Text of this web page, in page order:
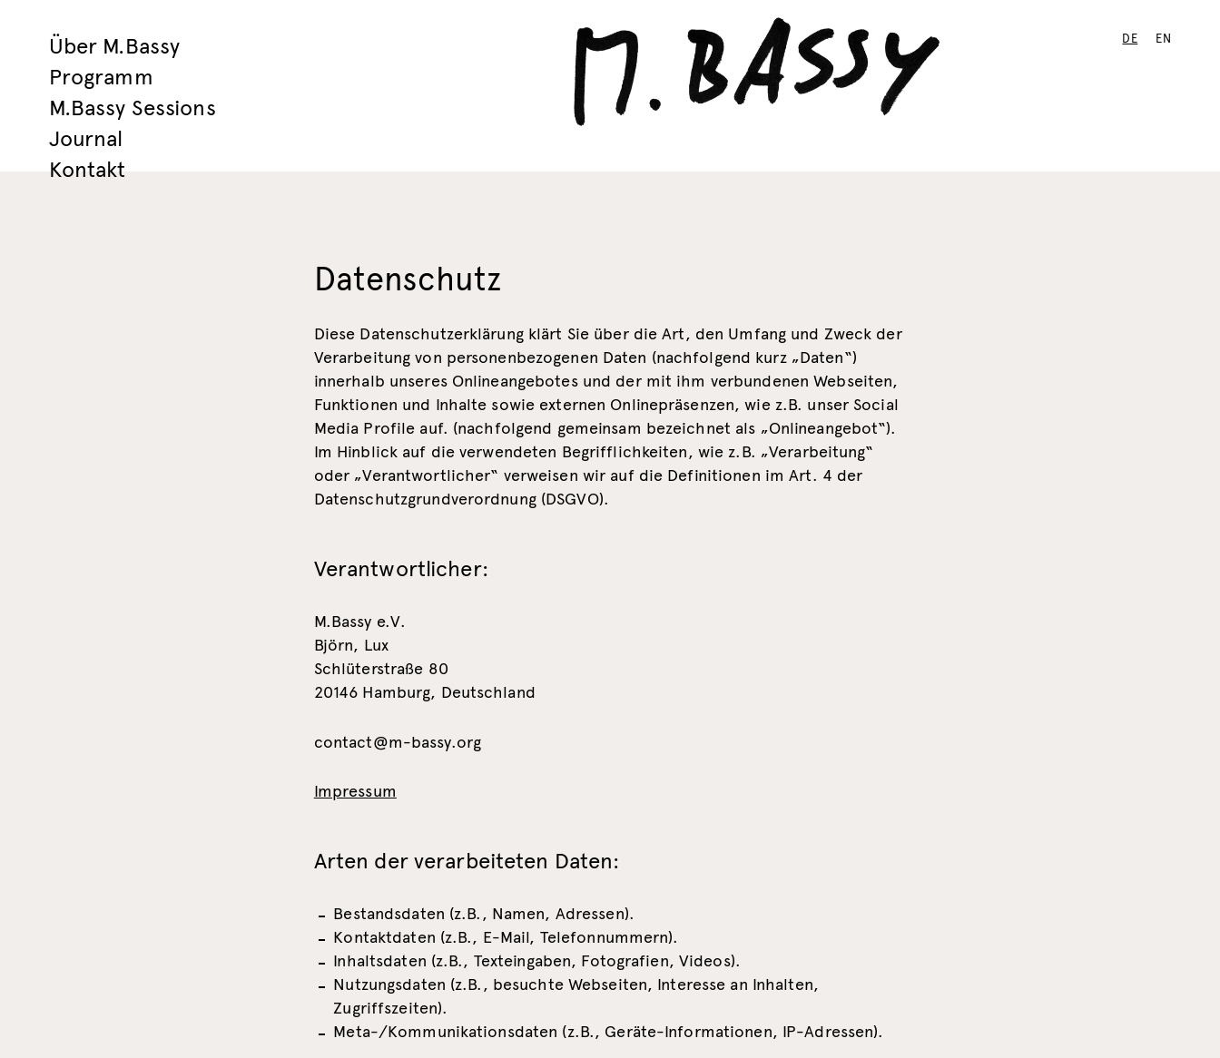
Über M.Bassy
Programm
M.Bassy Sessions
Journal
Kontakt
DE EN
Datenschutz
Diese Datenschutzerklärung klärt Sie über die Art, den Umfang und Zweck der
Verarbeitung von personenbezogenen Daten (nachfolgend kurz „Daten“)
innerhalb unseres Onlineangebotes und der mit ihm verbundenen Webseiten,
Funktionen und Inhalte sowie externen Onlinepräsenzen, wie z.B. unser Social
Media Profile auf. (nachfolgend gemeinsam bezeichnet als „Onlineangebot“).
Im Hinblick auf die verwendeten Begrifflichkeiten, wie z.B. „Verarbeitung“
oder „Verantwortlicher“ verweisen wir auf die Definitionen im Art. 4 der
Datenschutzgrundverordnung (DSGVO).
Verantwortlicher:
M.Bassy e.V.
Björn, Lux
Schlüterstraße 80
20146 Hamburg, Deutschland
contact@m-bassy.org
Impressum
Arten der verarbeiteten Daten:
Bestandsdaten (z.B., Namen, Adressen).
Kontaktdaten (z.B., E-Mail, Telefonnummern).
Inhaltsdaten (z.B., Texteingaben, Fotografien, Videos).
Nutzungsdaten (z.B., besuchte Webseiten, Interesse an Inhalten,
Zugriffszeiten).
Meta-/Kommunikationsdaten (z.B., Geräte-Informationen, IP-Adressen).